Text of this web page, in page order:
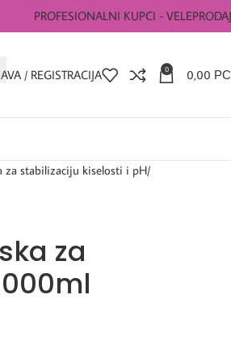
PROFESIONALNI KUPCI -
/ REGISTRACIJA 0 0,00
za stabilizaciju kiselosti i pH
za